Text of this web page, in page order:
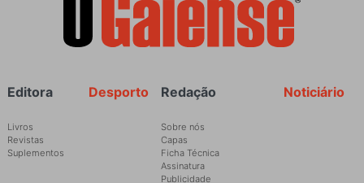
Rodapé Noticiário
Redação
Sobre nós
Capas
Ficha Técnica
Assinatura
Publicidade
Desporto
Editora
Livros
Revistas
Suplementos